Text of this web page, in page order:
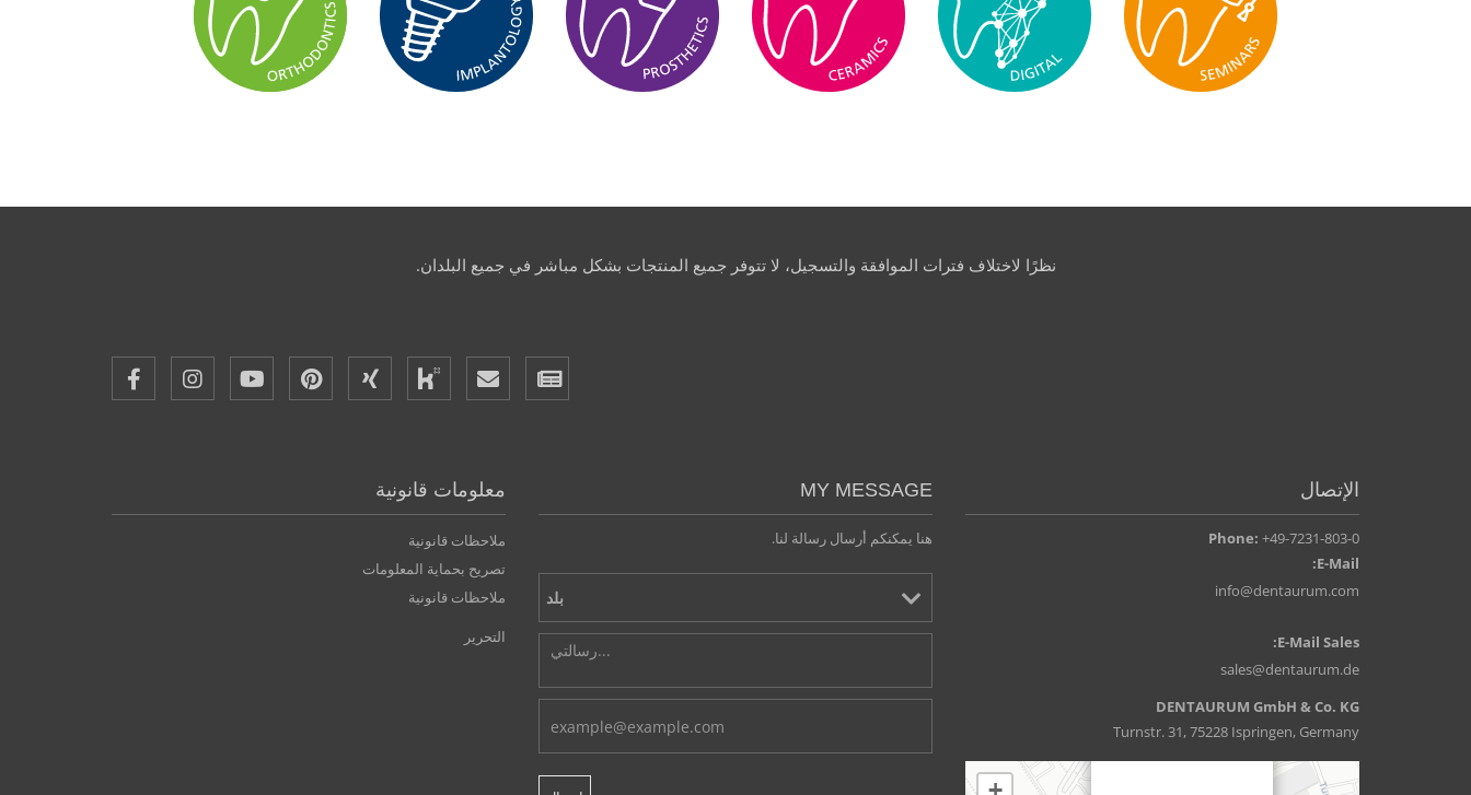
نظرًا لاختلاف فترات الموافقة والتسجيل، لا تتوفر جميع المنتجات بشكل مباشر في جميع البلدان.
معلومات قانونية
ملاحظات قانونية
تصريح بحماية المعلومات
ملاحظات قانونية
التحرير
MY MESSAGE
هنا يمكنكم أرسال رسالة لنا.
الإتصال
Phone: +49-7231-803-0
E-Mail:
info@dentaurum.com
E-Mail Sales:
sales@dentaurum.de
DENTAURUM GmbH & Co. KG
Turnstr. 31, 75228 Ispringen, Germany